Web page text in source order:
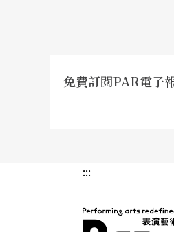
免費訂閱PAR電子
:::